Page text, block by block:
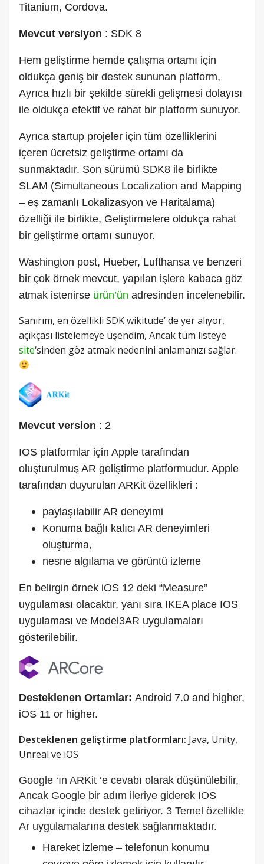
Titanium, Cordova.
Mevcut versiyon : SDK 8
Hem geliştirme hemde çalışma ortamı için
oldukça geniş bir destek sununan platform,
Ayrıca hızlı bir şekilde sürekli gelişmesi dolayısı
ile oldukça efektif ve rahat bir platform sunuyor.
Ayrıca startup projeler için tüm özelliklerini
içeren ücretsiz geliştirme ortamı da
sunmaktadır. Son sürümü SDK8 ile birlikte
SLAM (Simultaneous Localization and Mapping
– eş zamanlı Lokalizasyon ve Haritalama)
özelliği ile birlikte, Geliştirmelere oldukça rahat
bir geliştirme ortamı sunuyor.
Washington post, Hueber, Lufthansa ve benzeri
bir çok örnek mevcut, yapılan işlere kabaca göz
atmak istenirse ürün’ün adresinden incelenebilir.
Sanırım, en özellikli SDK wikitude’ de yer alıyor,
açıkçası listelemeye üşendim, Ancak tüm listeye
site‘sinden göz atmak nedenini anlamanızı sağlar.
Mevcut version : 2
IOS platformlar için Apple tarafından
oluşturulmuş AR geliştirme platformudur. Apple
tarafından duyurulan ARKit özellikleri :
paylaşılabilir AR deneyimi
Konuma bağlı kalıcı AR deneyimleri
oluşturma,
nesne algılama ve görüntü izleme
En belirgin örnek iOS 12 deki “Measure”
uygulaması olacaktır, yanı sıra IKEA place IOS
uygulaması ve Model3AR uygulamaları
gösterilebilir.
Desteklenen Ortamlar: Android 7.0 and higher,
iOS 11 or higher.
Desteklenen geliştirme platformları: Java, Unity,
Unreal ve iOS
Google ‘ın ARKit ‘e cevabı olarak düşünülebilir,
Ancak Google bir adım ileriye giderek IOS
cihazlar içinde destek getiriyor. 3 Temel özellikle
Ar uygulamalarına destek sağlanmaktadır.
Hareket izleme – telefonun konumu